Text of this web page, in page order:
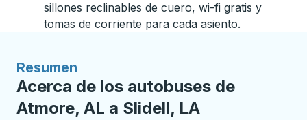
sillones reclinables de cuero, wi-fi gratis y
tomas de corriente para cada asiento.
Resumen
Acerca de los autobuses de
Atmore, AL a Slidell, LA